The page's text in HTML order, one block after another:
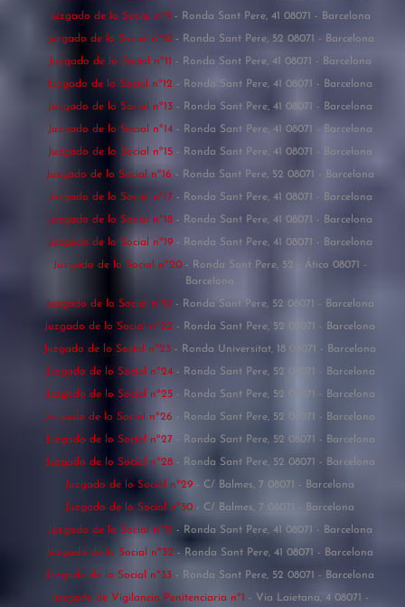
Juzgado de lo Social nº9 - Ronda Sant Pere, 41 08071 - Barcelona
Juzgado de lo Social nº10 - Ronda Sant Pere, 52 08071 - Barcelona
Juzgado de lo Social nº11 - Ronda Sant Pere, 41 08071 - Barcelona
Juzgado de lo Social nº12 - Ronda Sant Pere, 41 08071 - Barcelona
Juzgado de lo Social nº13 - Ronda Sant Pere, 41 08071 - Barcelona
Juzgado de lo Social nº14 - Ronda Sant Pere, 41 08071 - Barcelona
Juzgado de lo Social nº15 - Ronda Sant Pere, 41 08071 - Barcelona
Juzgado de lo Social nº16 - Ronda Sant Pere, 52 08071 - Barcelona
Juzgado de lo Social nº17 - Ronda Sant Pere, 41 08071 - Barcelona
Juzgado de lo Social nº18 - Ronda Sant Pere, 41 08071 - Barcelona
Juzgado de lo Social nº19 - Ronda Sant Pere, 41 08071 - Barcelona
Juzgado de lo Social nº20 - Ronda Sant Pere, 52 - Ático 08071 -
Barcelona
Juzgado de lo Social nº21 - Ronda Sant Pere, 52 08071 - Barcelona
Juzgado de lo Social nº22 - Ronda Sant Pere, 52 08071 - Barcelona
Juzgado de lo Social nº23 - Ronda Universitat, 18 08071 - Barcelona
Juzgado de lo Social nº24 - Ronda Sant Pere, 52 08071 - Barcelona
Juzgado de lo Social nº25 - Ronda Sant Pere, 52 08071 - Barcelona
Juzgado de lo Social nº26 - Ronda Sant Pere, 52 08071 - Barcelona
Juzgado de lo Social nº27 - Ronda Sant Pere, 52 08071 - Barcelona
Juzgado de lo Social nº28 - Ronda Sant Pere, 52 08071 - Barcelona
Juzgado de lo Social nº29 - C/ Balmes, 7 08071 - Barcelona
Juzgado de lo Social nº30 - C/ Balmes, 7 08071 - Barcelona
Juzgado de lo Social nº31 - Ronda Sant Pere, 41 08071 - Barcelona
Juzgado de lo Social nº32 - Ronda Sant Pere, 41 08071 - Barcelona
Juzgado de lo Social nº33 - Ronda Sant Pere, 52 08071 - Barcelona
Juzgado de Vigilancia Penitenciaria nº1 - Via Laietana, 4 08071 -